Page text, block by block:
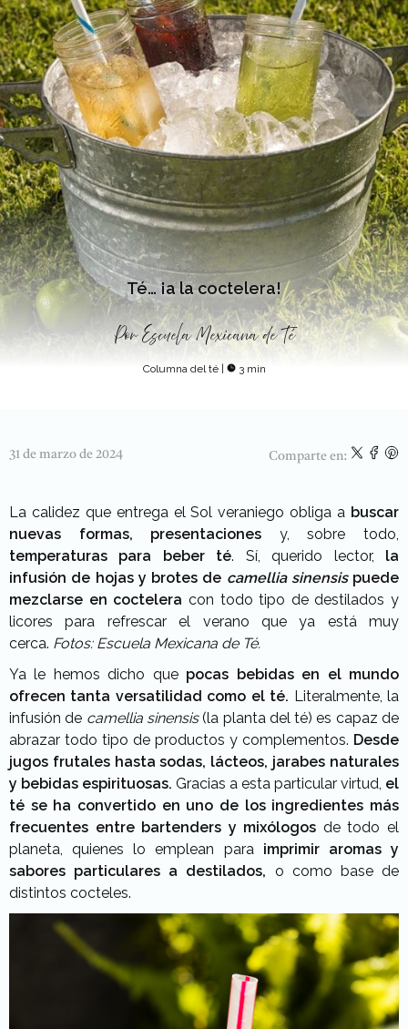
Té… ¡a la coctelera!
Por Escuela Mexicana de Té
Columna del té 3 min
31 de marzo de 2024 Comparte en:
La calidez que entrega el Sol veraniego obliga a buscar
nuevas formas, presentaciones y, sobre todo,
temperaturas para beber té. Sí, querido lector, la
infusión de hojas y brotes de camellia sinensispuede
mezclarse en coctelera con todo tipo de destilados y
licores para refrescar el verano que ya está muy
cerca. Fotos: Escuela Mexicana de Té.
Ya le hemos dicho que pocas bebidas en el mundo
ofrecen tanta versatilidad como el té. Literalmente, la
infusión de camellia sinensis(la planta del té) es capaz de
abrazar todo tipo de productos y complementos. Desde
jugos frutales hasta sodas, lácteos, jarabes naturales
y bebidas espirituosas. Gracias a esta particular virtud, el
té se ha convertido en uno de los ingredientes más
frecuentes entre bartenders y mixólogos de todo el
planeta, quienes lo emplean paraimprimir aromas y
sabores particulares a destilados, o como base de
distintos cocteles.